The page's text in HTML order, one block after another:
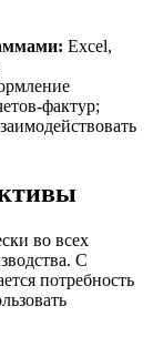
Excel,
фактур;
во всех
С
потребность